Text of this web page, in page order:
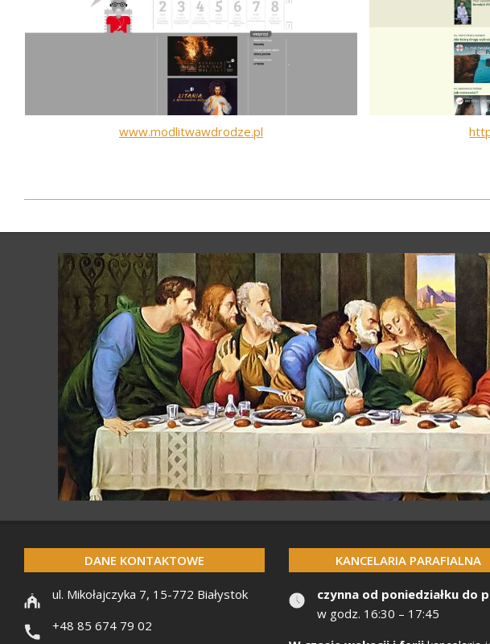
www.modlitwawdrodze.pl
DANE KONTAKTOWE
ul. Mikołajczyka 7, 15-772 Białystok
+48 85 674 79 02
KANCELARIA PARAFIALNA
czynna od poniedziałku do
w godz. 16:30 – 17:45